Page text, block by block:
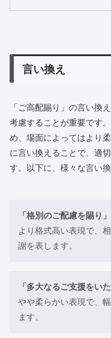
言い換え
「ご高配賜り」の言い換
考慮することが重要です
め、場面によってはより
に言い換えることで、適
す。以下に、様々な言い
「格別のご配慮を賜り」
より格式高い表現で、
謝を表します。
「多大なるご支援をいた
やや柔らかい表現で、
ます。